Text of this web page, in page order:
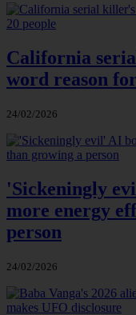
California
word reason
24/02/2026
'Sickeningly
more energy
person
24/02/2026